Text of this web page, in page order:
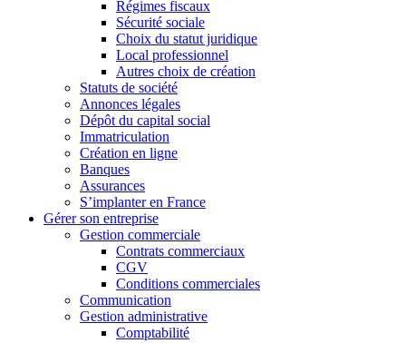
Régimes fiscaux
Sécurité sociale
Choix du statut juridique
Local professionnel
Autres choix de création
Statuts de société
Annonces légales
Dépôt du capital social
Immatriculation
Création en ligne
Banques
Assurances
S’implanter en France
Gérer son entreprise
Gestion commerciale
Contrats commerciaux
CGV
Conditions commerciales
Communication
Gestion administrative
Comptabilité